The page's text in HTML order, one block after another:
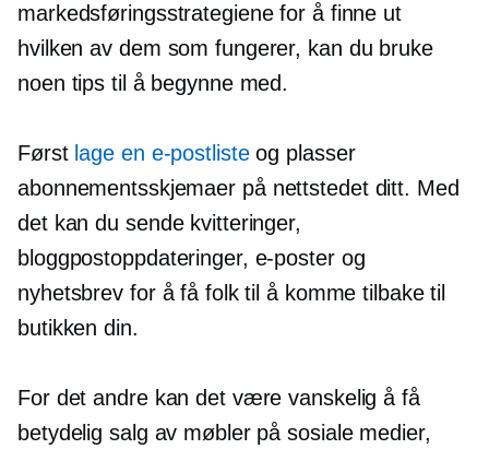
markedsføringsstrategiene for å finne ut
hvilken av dem som fungerer, kan du bruke
noen tips til å begynne med.
Først lage en e-postlisteog plasser
abonnementsskjemaer på nettstedet ditt. Med
det kan du sende kvitteringer,
bloggpostoppdateringer, e-poster og
nyhetsbrev for å få folk til å komme tilbake til
butikken din.
For det andre kan det være vanskelig å få
betydelig salg av møbler på sosiale medier,